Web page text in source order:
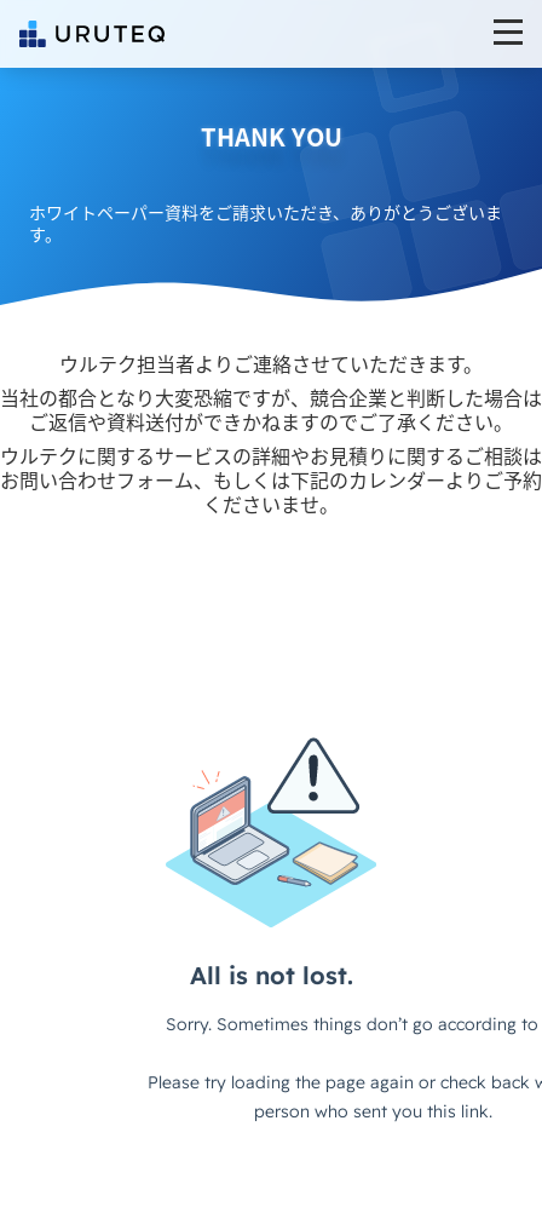
THANK YOU
ホワイトペーパー資料をご請求いただき、ありがとうございま
す。
ウルテク担当者よりご連絡させていただきます。
当社の都合となり大変恐縮ですが、競合企業と判断した場合は
ご返信や資料送付ができかねますのでご了承ください。
ウルテクに関するサービスの詳細やお見積りに関するご相談は
お問い合わせフォーム、もしくは下記のカレンダーよりご予約
くださいませ。